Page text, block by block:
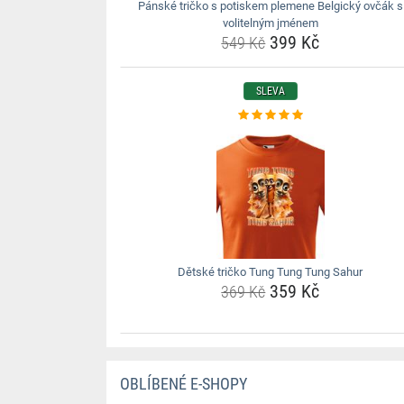
Pánské tričko s potiskem plemene Belgický ovčák s
volitelným jménem
549 Kč399 Kč
SLEVA
Dětské tričko Tung Tung Tung Sahur
369 Kč359 Kč
OBLÍBENÉ E-SHOPY